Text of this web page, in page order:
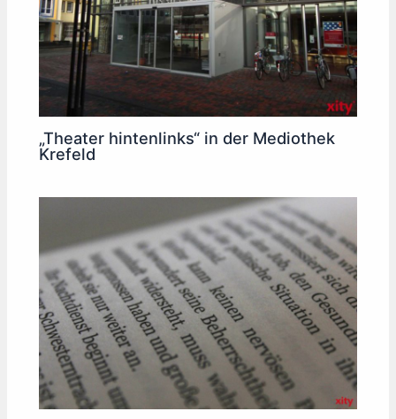
„Theater hintenlinks“ in der Mediothek
Krefeld